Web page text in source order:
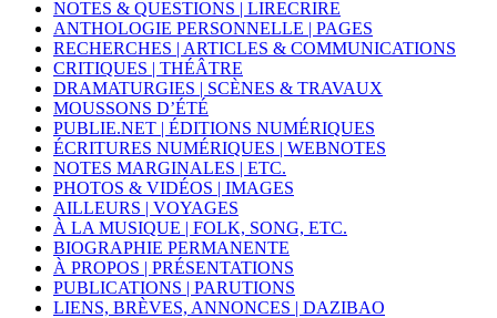
NOTES & QUESTIONS | LIRECRIRE
ANTHOLOGIE PERSONNELLE | PAGES
RECHERCHES | ARTICLES & COMMUNICATIONS
CRITIQUES | THÉÂTRE
DRAMATURGIES | SCÈNES & TRAVAUX
MOUSSONS D’ÉTÉ
PUBLIE.NET | ÉDITIONS NUMÉRIQUES
ÉCRITURES NUMÉRIQUES | WEBNOTES
NOTES MARGINALES | ETC.
PHOTOS & VIDÉOS | IMAGES
AILLEURS | VOYAGES
À LA MUSIQUE | FOLK, SONG, ETC.
BIOGRAPHIE PERMANENTE
À PROPOS | PRÉSENTATIONS
PUBLICATIONS | PARUTIONS
LIENS, BRÈVES, ANNONCES | DAZIBAO